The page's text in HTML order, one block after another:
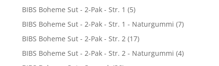
BIBS Boheme Sut - 2-Pak - Str. 1 (5)
BIBS Boheme Sut - 2-Pak - Str. 1 - Naturgummi (7)
BIBS Boheme Sut - 2-Pak - Str. 2 (17)
BIBS Boheme Sut - 2-Pak - Str. 2 - Naturgummi (4)